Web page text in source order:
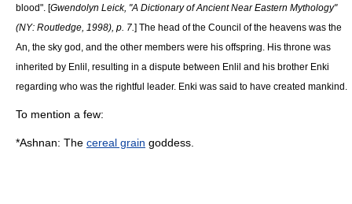
blood". [Gwendolyn Leick, "A Dictionary of Ancient Near Eastern Mythology"
(NY: Routledge, 1998), p. 7. ] The head of the Council of the heavens was the
An , the sky god, and the other members were his offspring. His throne was
inherited by Enlil , resulting in a dispute between Enlil and his brother Enki
regarding who was the rightful leader. Enki was said to have created mankind.
To mention a few:
*Ashnan: The cereal grain goddess.